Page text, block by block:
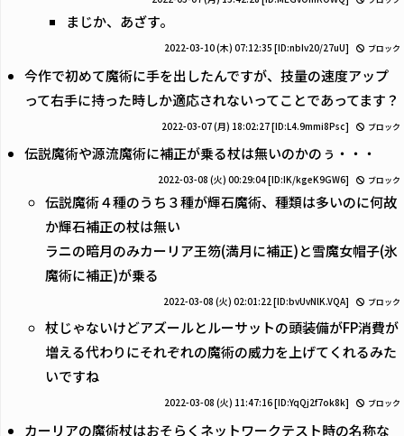
まじか、あざす。
2022-03-10 (木) 07:12:35 [ID:nbIv20/27uU] ブロック
今作で初めて魔術に手を出したんですが、技量の速度アップ
って右手に持った時しか適応されないってことであってます？
2022-03-07 (月) 18:02:27[ID:L4.9mmi8Psc] ブロック
伝説魔術や源流魔術に補正が乗る杖は無いのかのぅ・・・
2022-03-08 (火) 00:29:04[ID:IK/kgeK9GW6] ブロック
伝説魔術４種のうち３種が輝石魔術、種類は多いのに何故
か輝石補正の杖は無い
ラニの暗月のみカーリア王笏(満月に補正)と雪魔女帽子(氷
魔術に補正)が乗る
2022-03-08 (火) 02:01:22 [ID:bvUvNlK.VQA] ブロック
杖じゃないけどアズールとルーサットの頭装備がFP消費が
増える代わりにそれぞれの魔術の威力を上げてくれるみた
いですね
2022-03-08 (火) 11:47:16[ID:YqQj2f7ok8k] ブロック
カーリアの魔術杖はおそらくネットワークテスト時の名称な